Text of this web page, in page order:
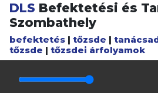
DLS Befektetési és
Szombathely
befektetés | tőzsde |
tőzsde | tőzsdei árfolyamok